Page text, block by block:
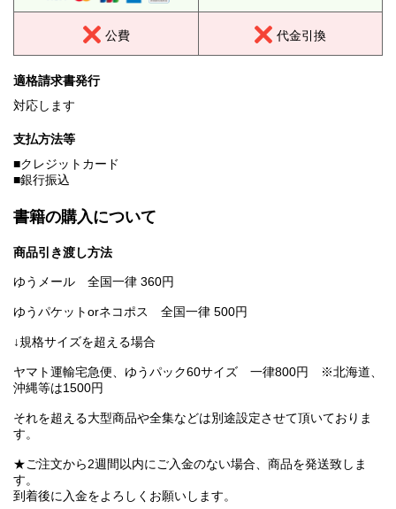
公費 代金引換
適格請求書発行
対応します
支払方法等
■クレジットカード
■銀行振込
書籍の購入について
商品引き渡し方法
ゆうメール 全国一律 360円
ゆうパケットorネコポス 全国一律 500円
↓規格サイズを超える場合
ヤマト運輸宅急便、ゆうパック60サイズ 一律800円 ※北海道、
沖縄等は1500円
それを超える大型商品や全集などは別途設定させて頂いておりま
す。
★ご注文から2週間以内にご入金のない場合、商品を発送致しま
す。
到着後に入金をよろしくお願いします。